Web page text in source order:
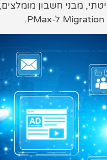
073-7028000
הפלד 7, חולון
info@extra.co.il